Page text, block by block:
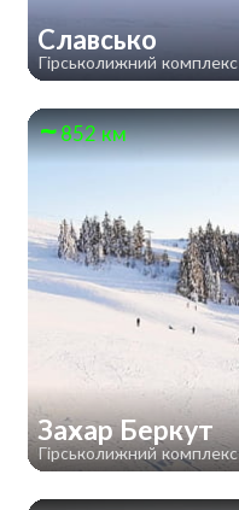
Славсько
Гірськолижний комплекс
852 км
Захар Беркут
Гірськолижний комплекс